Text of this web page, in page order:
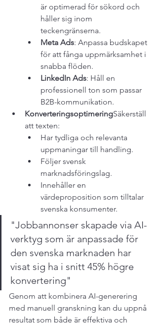
är optimerad för sökord och
håller sig inom
teckengränserna.
Meta Ads: Anpassa budskapet
för att fånga uppmärksamhet i
snabba flöden.
LinkedIn Ads: Håll en
professionell ton som passar
B2B-kommunikation.
KonverteringsoptimeringSäkerställ
att texten:
Har tydliga och relevanta
uppmaningar till handling.
Följer svensk
marknadsföringslag.
Innehåller en
värdeproposition som tilltalar
svenska konsumenter.
"Jobbannonser skapade via AI-
verktyg som är anpassade för
den svenska marknaden har
visat sig ha i snitt 45% högre
konvertering"
Genom att kombinera AI-generering
med manuell granskning kan du uppnå
resultat som både är effektiva och